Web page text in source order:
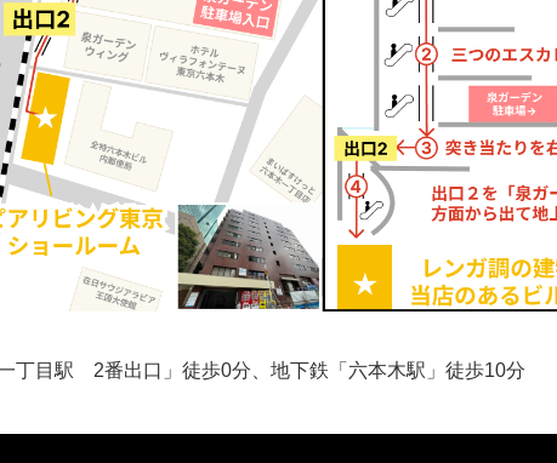
丁目駅 2番出口」徒歩0分、地下鉄「六本木駅」徒歩10分